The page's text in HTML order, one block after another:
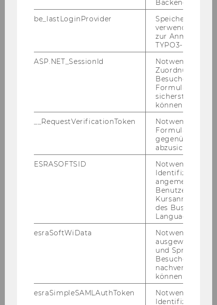
Podiumsdiskussion Steuerberater
LLM-Vortrag Shauna Pittman 01.12.2008
DBA-Verhandlungen mit Brasilien
25.11.2008
3. SWI-Tagung 20.11.2008
Symposion Prof.Holoubek Prof.Lang
IFA Anrechnungs- und Befreiungsmethode
13.11.2008
CEE Podiumsdiskussion 10.11.2008
Vortrag Prof. Rosenbloom 03.11.2008
Backend.
be_lastLoginProvider
Speichert die
verwendete
zur Anmeldung
TYPO3-Backend.
ASP.NET_SessionId
Notwendig, um
Zuordnung von
Besucher zu
sicherstellen zu
können.
__RequestVerificationToken
Notwendig, um
gegenüber
abzusichern.
ESRASOFTSID
Notwendig zur
Identifizierung
angemeldeten
Benutzers im
des Business
Language
esraSoftWiData
Notwendig um
ausgewählte
und
Besuchers
nachverfolgen
können.
esraSimpleSAMLAuthToken
Notwendig zur
Identifizierung